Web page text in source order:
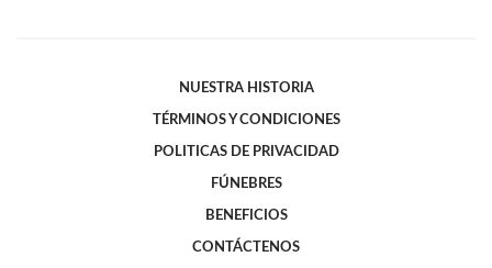
NUESTRA HISTORIA
TÉRMINOS Y CONDICIONES
POLITICAS DE PRIVACIDAD
FÚNEBRES
BENEFICIOS
CONTÁCTENOS